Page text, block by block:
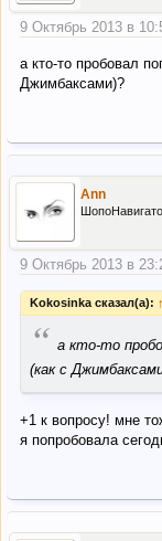
9 Октябрь 2013 в
а кто-то пробовал
Джимбаксами)?
Ann
9 Октябрь 2013 в
Kokosinka сказал(а): ↑
“ а кто-то
(как с
+1 к вопросу! мне
я попробовала